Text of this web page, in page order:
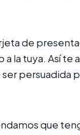
de
la tuya. Así te
persuadida
que